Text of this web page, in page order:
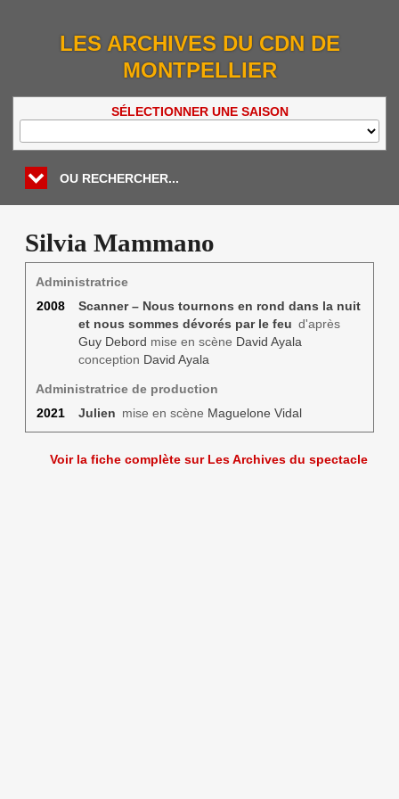
LES ARCHIVES DU CDN DE
MONTPELLIER
SÉLECTIONNER UNE SAISON
OU RECHERCHER...
Silvia Mammano
Administratrice
2008
Scanner – Nous tournons en rond dans la nuit
et nous sommes dévorés par le feu d'après
Guy Debord mise en scène David Ayala
conception David Ayala
Administratrice de production
2021
Julien mise en scène Maguelone Vidal
Voir la fiche complète sur Les Archives du spectacle